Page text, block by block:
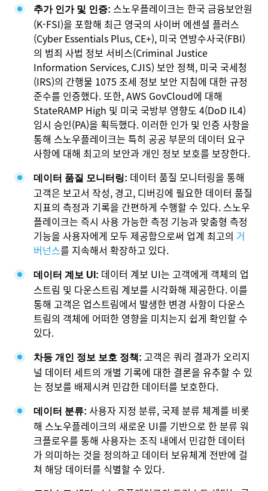
추가 인가 및 인증: 스노우플레이크는 한국 금융보안원
(K-FSI)을 포함해 최근 영국의 사이버 에센셜 플러스
(Cyber Essentials Plus, CE+), 미국 연방수사국(FBI)
의 범죄 사법 정보 서비스(Criminal Justice
Information Services, CJIS) 보안 정책, 미국 국세청
(IRS)의 간행물 1075 조세 정보 보안 지침에 대한 규정
준수를 인증했다. 또한, AWS GovCloud에 대해
StateRAMP High 및 미국 국방부 영향도 4(DoD IL4)
임시 승인(PA)을 획득했다. 이러한 인가 및 인증 사항을
통해 스노우플레이크는 특히 공공 부문의 데이터 요구
사항에 대해 최고의 보안과 개인 정보 보호를 보장한다.
데이터 품질 모니터링: 데이터 품질 모니터링을 통해
고객은 보고서 작성, 경고, 디버깅에 필요한 데이터 품질
지표의 측정과 기록을 간편하게 수행할 수 있다. 스노우
플레이크는 즉시 사용 가능한 측정 기능과 맞춤형 측정
기능을 사용자에게 모두 제공함으로써 업계 최고의 거
버넌스를 지속해서 확장하고 있다.
데이터 계보 UI: 데이터 계보 UI는 고객에게 객체의 업
스트림 및 다운스트림 계보를 시각화해 제공한다. 이를
통해 고객은 업스트림에서 발생한 변경 사항이 다운스
트림의 객체에 어떠한 영향을 미치는지 쉽게 확인할 수
있다.
차등 개인 정보 보호 정책: 고객은 쿼리 결과가 오리지
널 데이터 세트의 개별 기록에 대한 결론을 유추할 수 있
는 정보를 배제시켜 민감한 데이터를 보호한다.
데이터 분류: 사용자 지정 분류, 국제 분류 체계를 비롯
해 스노우플레이크의 새로운 UI를 기반으로 한 분류 워
크플로우를 통해 사용자는 조직 내에서 민감한 데이터
가 의미하는 것을 정의하고 데이터 보유체계 전반에 걸
쳐 해당 데이터를 식별할 수 있다.